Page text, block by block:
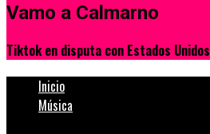
Vamo a Calmarno
Tiktok en disputa con Estados Unidos
Inicio
Música